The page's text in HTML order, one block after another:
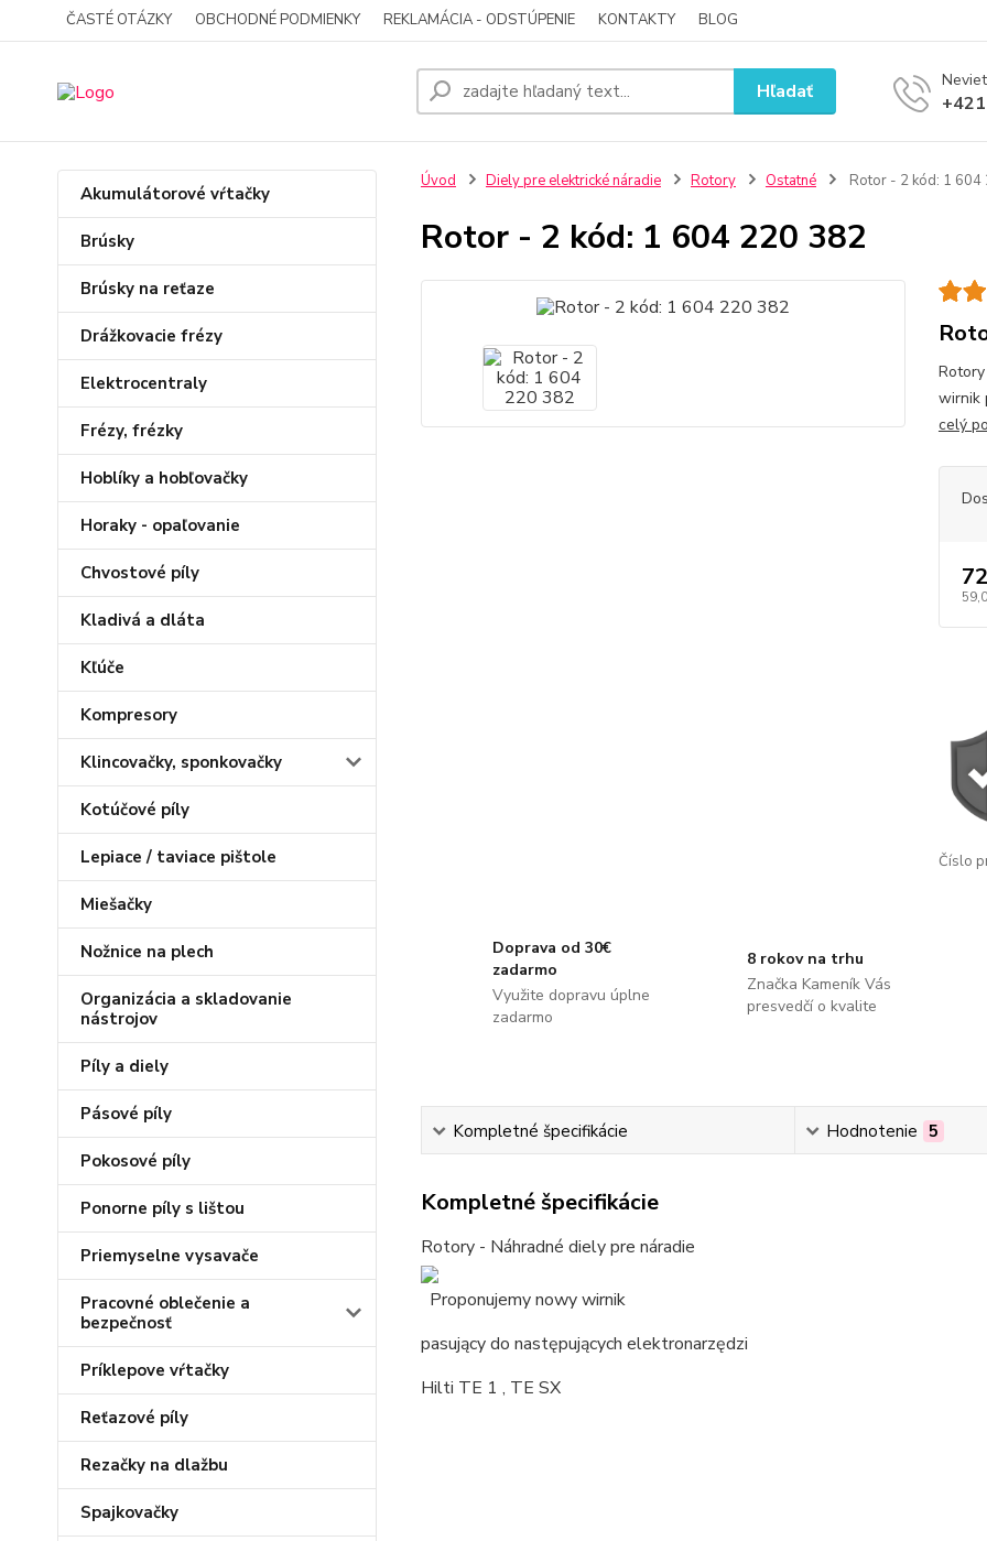
ČASTÉ OTÁZKY OBCHODNÉ PODMIENKY REKLAMÁCIA - ODSTÚPENIE KONTAKTY BLOG
Hľadať
Akumulátorové vŕtačky
Brúsky
Brúsky na reťaze
Drážkovacie frézy
Elektrocentraly
Frézy, frézky
Hoblíky a hobľovačky
Horaky - opaľovanie
Chvostové píly
Kladivá a dláta
Kľúče
Kompresory
Klincovačky, sponkovačky
Kotúčové píly
Lepiace / taviace pištole
Miešačky
Nožnice na plech
Organizácia a skladovanie
nástrojov
Píly a diely
Pásové píly
Pokosové píly
Ponorne píly s lištou
Priemyselne vysavače
Pracovné oblečenie a
bezpečnosť
Príklepove vŕtačky
Reťazové píly
Rezačky na dlažbu
Spajkovačky
Úvod Diely pre elektrické náradie Rotory Ostatné Rotor - 2 kód: 1
Rotor - 2 kód: 1 604 220 382
wirnik
celý
Číslo
Doprava od 30€
zadarmo
Využite dopravu úplne
zadarmo
8 rokov na trhu
Značka Kameník Vás
presvedčí o kvalite
Kompletné špecifikácie Hodnotenie 5
Kompletné špecifikácie
Rotory - Náhradné diely pre náradie
Proponujemy nowy wirnik
pasujący do następujących elektronarzędzi
Hilti TE 1 , TE SX